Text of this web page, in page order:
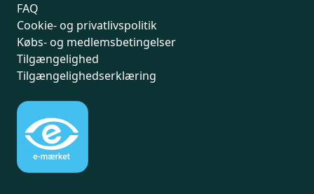
FAQ
Cookie- og privatlivspolitik
Købs- og medlemsbetingelser
Tilgængelighed
Tilgængelighedserklæring